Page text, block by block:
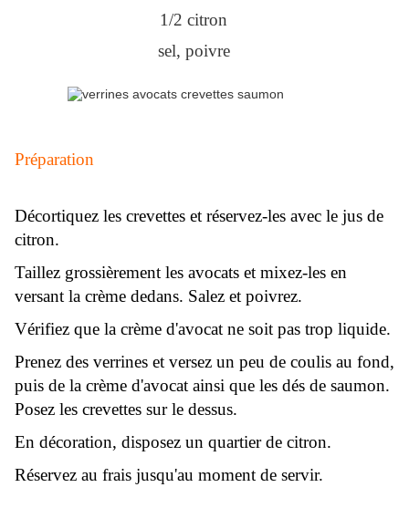
1/2 citron
sel, poivre
Préparation
Décortiquez les crevettes et réservez-les avec le jus de
citron.
Taillez grossièrement les avocats et mixez-les en
versant la crème dedans. Salez et poivrez.
Vérifiez que la crème d'avocat ne soit pas trop liquide.
Prenez des verrines et versez un peu de coulis au fond,
puis de la crème d'avocat ainsi que les dés de saumon.
Posez les crevettes sur le dessus.
En décoration, disposez un quartier de citron.
Réservez au frais jusqu'au moment de servir.